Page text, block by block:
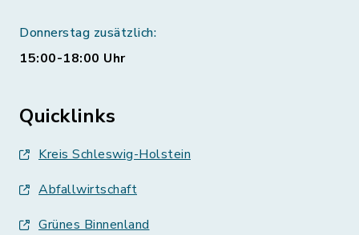
Donnerstag zusätzlich:
15:00-18:00 Uhr
Quicklinks
Kreis Schleswig-Holstein
Abfallwirtschaft
Grünes Binnenland